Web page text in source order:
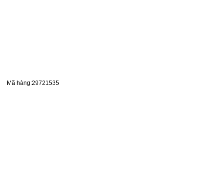
Mã hàng:29721535